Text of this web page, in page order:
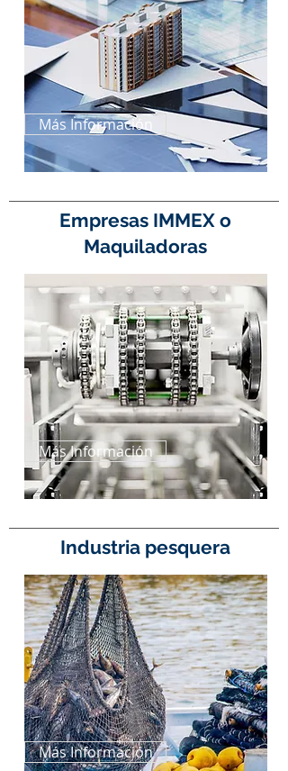
Más Información
Empresas IMMEX o
Maquiladoras
Más Información
Industria pesquera
Más Información